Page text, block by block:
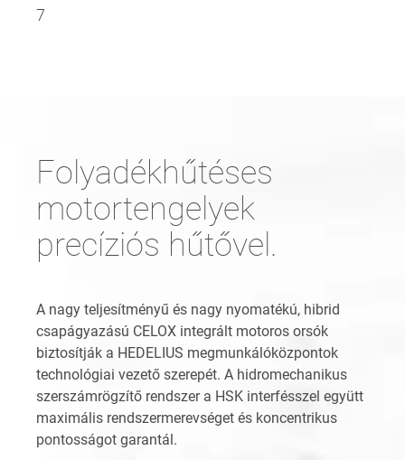
7
Folyadékhűtéses
motortengelyek
precíziós hűtővel.
A nagy teljesítményű és nagy nyomatékú, hibrid
csapágyazású CELOX integrált motoros orsók
biztosítják a HEDELIUS megmunkálóközpontok
technológiai vezető szerepét. A hidromechanikus
szerszámrögzítő rendszer a HSK interfésszel együtt
maximális rendszermerevséget és koncentrikus
pontosságot garantál.